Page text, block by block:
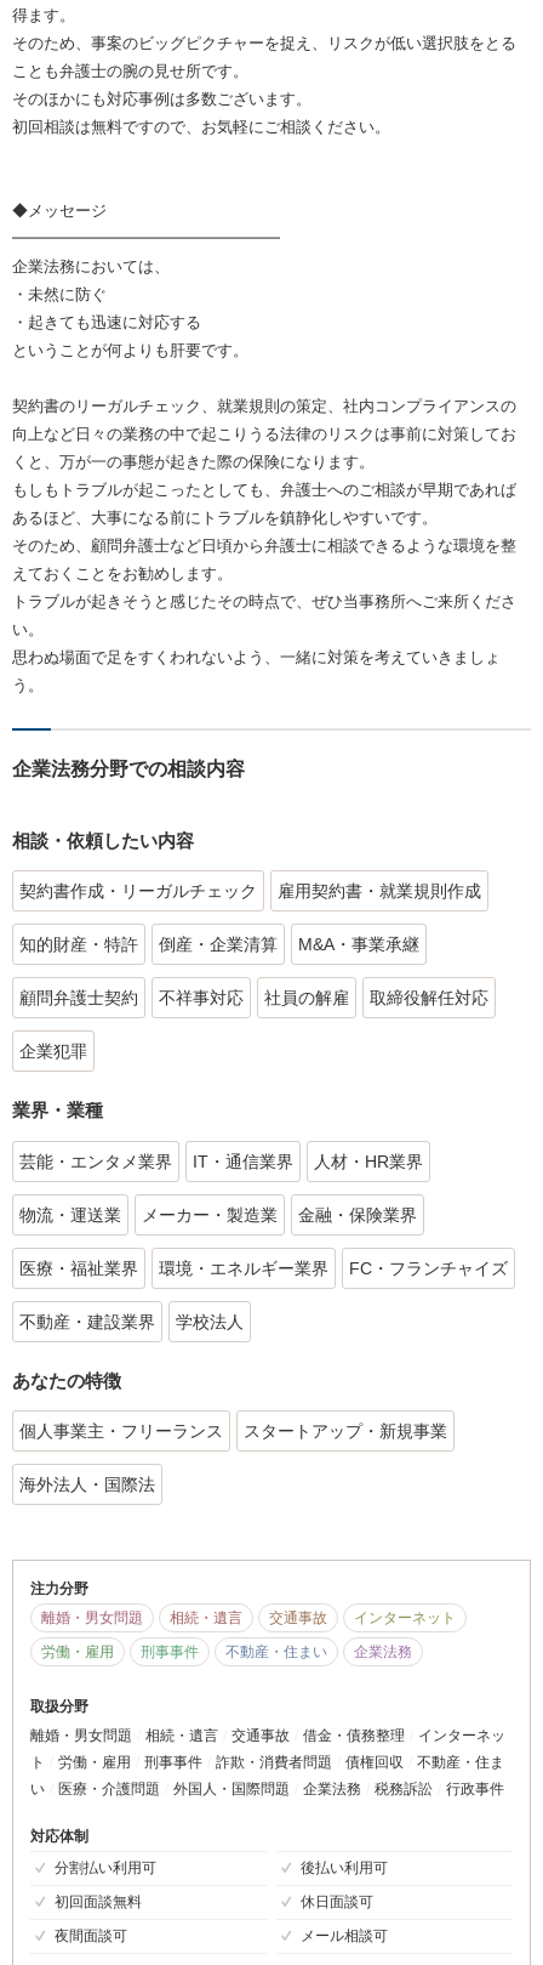
得ます。
そのため、事案のビッグピクチャーを捉え、リスクが低い選択肢をとる
ことも弁護士の腕の見せ所です。
そのほかにも対応事例は多数ございます。
初回相談は無料ですので、お気軽にご相談ください。
◆メッセージ
━━━━━━━━━━━━━━━━━
企業法務においては、
・未然に防ぐ
・起きても迅速に対応する
ということが何よりも肝要です。
契約書のリーガルチェック、就業規則の策定、社内コンプライアンスの
向上など日々の業務の中で起こりうる法律のリスクは事前に対策してお
くと、万が一の事態が起きた際の保険になります。
もしもトラブルが起こったとしても、弁護士へのご相談が早期であれば
あるほど、大事になる前にトラブルを鎮静化しやすいです。
そのため、顧問弁護士など日頃から弁護士に相談できるような環境を整
えておくことをお勧めします。
トラブルが起きそうと感じたその時点で、ぜひ当事務所へご来所くださ
い。
思わぬ場面で足をすくわれないよう、一緒に対策を考えていきましょ
う。
企業法務分野での相談内容
相談・依頼したい内容
契約書作成・リーガルチェック 雇用契約書・就業規則作成
知的財産・特許 倒産・企業清算 M&A・事業承継
顧問弁護士契約 不祥事対応 社員の解雇 取締役解任対応
企業犯罪
業界・業種
芸能・エンタメ業界 IT・通信業界 人材・HR業界
物流・運送業 メーカー・製造業 金融・保険業界
医療・福祉業界 環境・エネルギー業界 FC・フランチャイズ
不動産・建設業界 学校法人
あなたの特徴
個人事業主・フリーランス スタートアップ・新規事業
海外法人・国際法
注力分野
離婚・男女問題
相続・遺言 交通事故
インターネット
労働・雇用
刑事事件 不動産・住まい 企業法務
取扱分野
離婚・男女問題
相続・遺言 交通事故 借金・債務整理
インターネッ
ト
労働・雇用 刑事事件 詐欺・消費者問題 債権回収
不動産・住ま
い
医療・介護問題 外国人・国際問題 企業法務 税務訴訟 行政事件
対応体制
分割払い利用可
後払い利用可
初回面談無料
休日面談可
夜間面談可
メール相談可